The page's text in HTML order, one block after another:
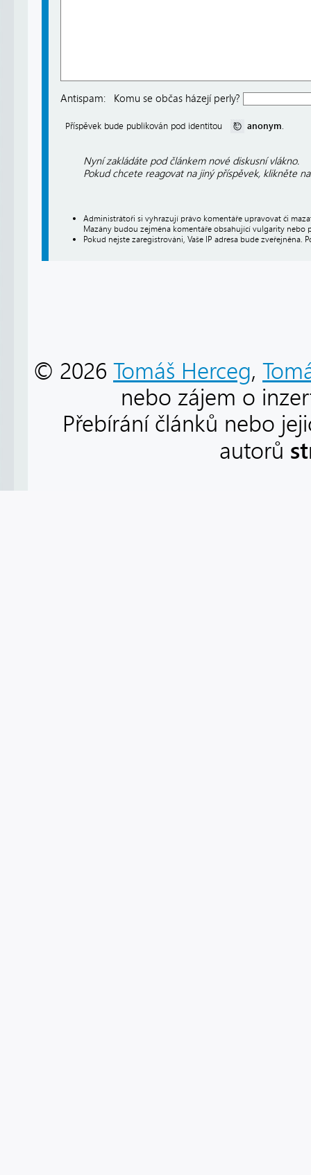
Antispam: Komu se občas házejí perly?
Příspěvek bude publikován pod identitou anonym.
Nyní zakládáte pod článkem nové diskusní vlákno.
Pokud chcete reagovat na jiný příspěvek, klikněte
Administrátoři si vyhrazují právo komentáře upravovat či
Mazány budou zejména komentáře obsahující vulgarity nebo
Pokud nejste zaregistrováni, Vaše IP adresa bude
© 2026 Tomáš Herceg,
nebo zájem o
Přebírání článků nebo
autorů